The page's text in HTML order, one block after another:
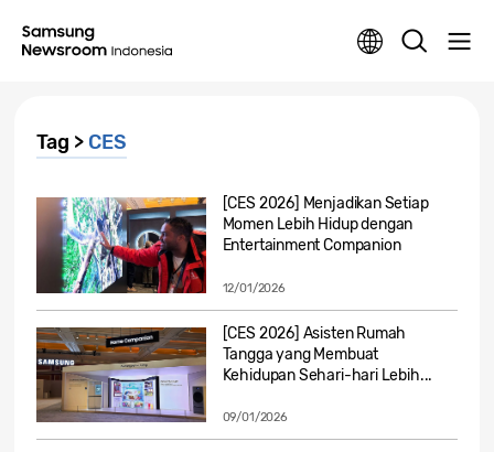
Tag > CES
[CES 2026] Menjadikan Setiap
Momen Lebih Hidup dengan
Entertainment Companion
12/01/2026
[CES 2026] Asisten Rumah
Tangga yang Membuat
Kehidupan Sehari-hari Lebih...
09/01/2026